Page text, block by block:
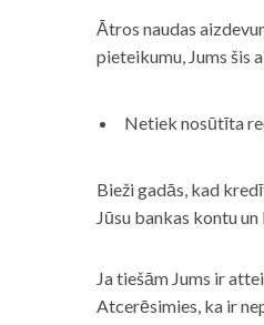
Ātros naudas
pieteikumu, Jums šis
Netiek nosūtīta
Bieži gadās, kad
Jūsu bankas kontu
Ja tiešām Jums ir
Atcerēsimies, ka ir